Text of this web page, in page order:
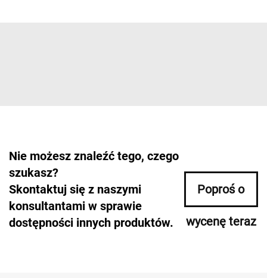
Nie możesz znaleźć tego, czego
szukasz?
Skontaktuj się z naszymi
konsultantami w sprawie
dostępności innych produktów.
Poproś o
wycenę teraz